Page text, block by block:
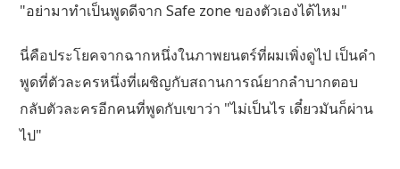
"อย่ามาทำเป็นพูดดีจาก Safe zone ของตัวเองได้ไหม"
นี่คือประโยคจากฉากหนึ่งในภาพยนตร์ที่ผมเพิ่งดูไป เป็นคำ
พูดที่ตัวละครหนึ่งที่เผชิญกับสถานการณ์ยากลำบากตอบ
กลับตัวละครอีกคนที่พูดกับเขาว่า "ไม่เป็นไร เดี๋ยวมันก็ผ่าน
ไป"